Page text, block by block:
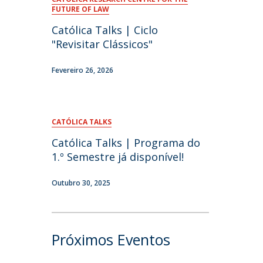
FUTURE OF LAW
Católica Talks | Ciclo
"Revisitar Clássicos"
Fevereiro 26, 2026
CATÓLICA TALKS
Católica Talks | Programa do
1.º Semestre já disponível!
Outubro 30, 2025
Próximos Eventos